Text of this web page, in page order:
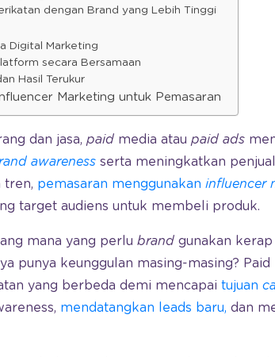
dengan Brand yang Lebih Tinggi
Digital Marketing
secara Bersamaan
Hasil Terukur
Marketing untuk Pemasaran
dan jasa, paid media atau paid ads
awareness serta meningkatkan
tren, pemasaran menggunakan influencer
target audiens untuk membeli produk.
mana yang perlu brand gunakan
punya keunggulan masing-masing?
yang berbeda demi mencapai tujuan
mendatangkan leads baru, dan